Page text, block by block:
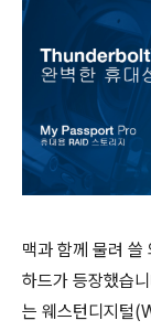
맥과 함께 물려 쓸
하드가 등장했습
는 웨스턴디지털